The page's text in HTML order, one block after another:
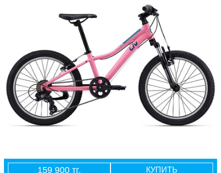
159 900 тг. КУПИТЬ